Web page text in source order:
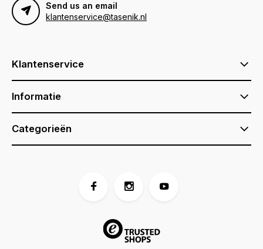
Send us an email
klantenservice@tasenik.nl
Klantenservice
Informatie
Categorieën